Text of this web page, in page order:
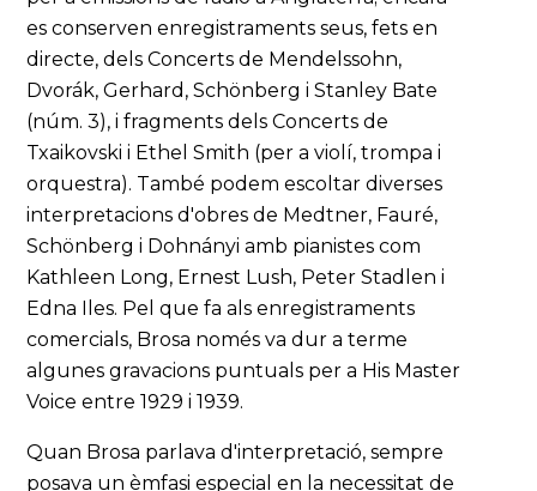
es conserven enregistraments seus, fets en
directe, dels Concerts de Mendelssohn,
Dvorák, Gerhard, Schönberg i Stanley Bate
(núm. 3), i fragments dels Concerts de
Txaikovski i Ethel Smith (per a violí, trompa i
orquestra). També podem escoltar diverses
interpretacions d'obres de Medtner, Fauré,
Schönberg i Dohnányi amb pianistes com
Kathleen Long, Ernest Lush, Peter Stadlen i
Edna Iles. Pel que fa als enregistraments
comercials, Brosa només va dur a terme
algunes gravacions puntuals per a His Master
Voice entre 1929 i 1939.
Quan Brosa parlava d'interpretació, sempre
posava un èmfasi especial en la necessitat de